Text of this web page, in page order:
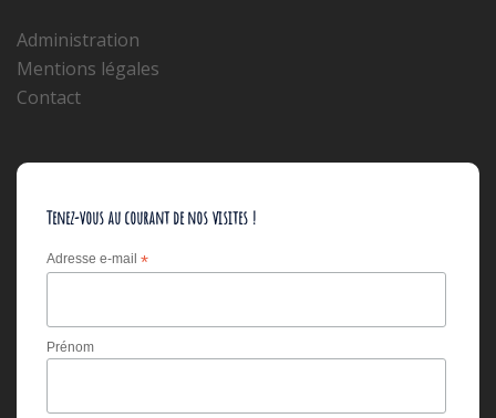
Administration
Mentions légales
Contact
Tenez-vous au courant de nos visites !
Adresse e-mail *
Prénom